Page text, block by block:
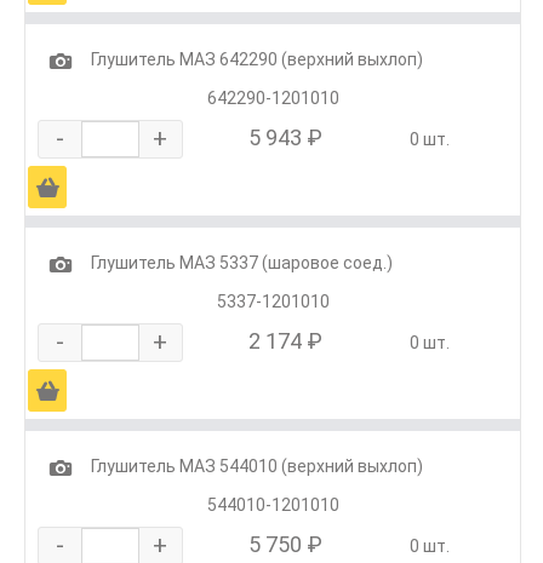
1
Глушитель МАЗ 642290 (верхний выхлоп)
642290-1201010
- + 5 943 ₽ 0 шт.
Ä
1
Глушитель МАЗ 5337 (шаровое соед.)
5337-1201010
- + 2 174 ₽ 0 шт.
Ä
1
Глушитель МАЗ 544010 (верхний выхлоп)
544010-1201010
- + 5 750 ₽ 0 шт.